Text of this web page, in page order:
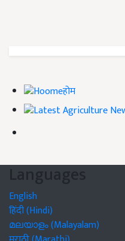
होम
Languages
English
हिंदी (Hindi)
മലയാളം (Malayalam)